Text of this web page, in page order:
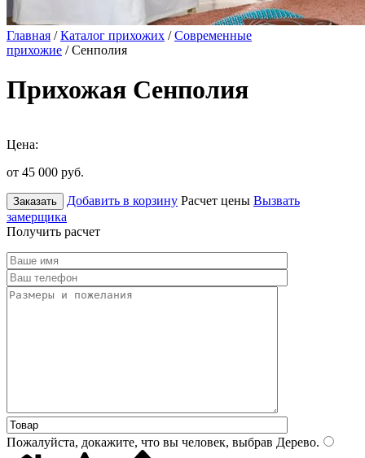
Главная /Каталог прихожих /Современные
прихожие / Сенполия
Прихожая Сенполия
Цена:
от 45 000 руб.
Заказать Добавить в корзину Расчет цены Вызвать
замерщика
Получить расчет
Пожалуйста, докажите, что вы человек, выбрав Дерево.